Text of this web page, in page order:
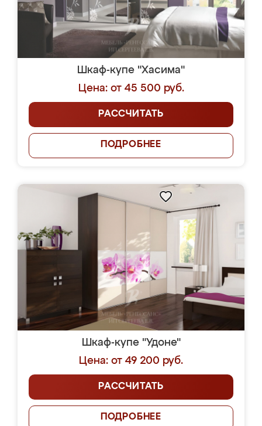
Шкаф-купе "Хасима"
Цена: от 45 500 руб.
РАССЧИТАТЬ
ПОДРОБНЕЕ
Шкаф-купе "Удоне"
Цена: от 49 200 руб.
РАССЧИТАТЬ
ПОДРОБНЕЕ